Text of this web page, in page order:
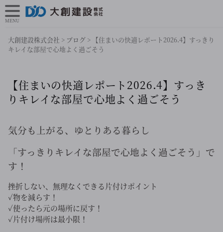
大創建設株式会社 > ブログ > 【住まいの快適レポート2026.4】すっきり
キレイな部屋で心地よく過ごそう
【住まいの快適レポート2026.4】すっき
りキレイな部屋で心地よく過ごそう
気分も上がる、ゆとりある暮らし
「すっきりキレイな部屋で心地よく過ごそう」で
す！
挫折しない、無理なくできる片付けポイント
✓物を減らす！
✓使ったら元の場所に戻す！
✓片付け場所は最小限！
MENU